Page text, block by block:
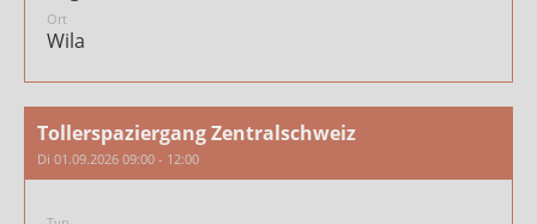
Ort
Wila
Tollerspaziergang Zentralschweiz
Di 01.09.2026 09:00 - 12:00